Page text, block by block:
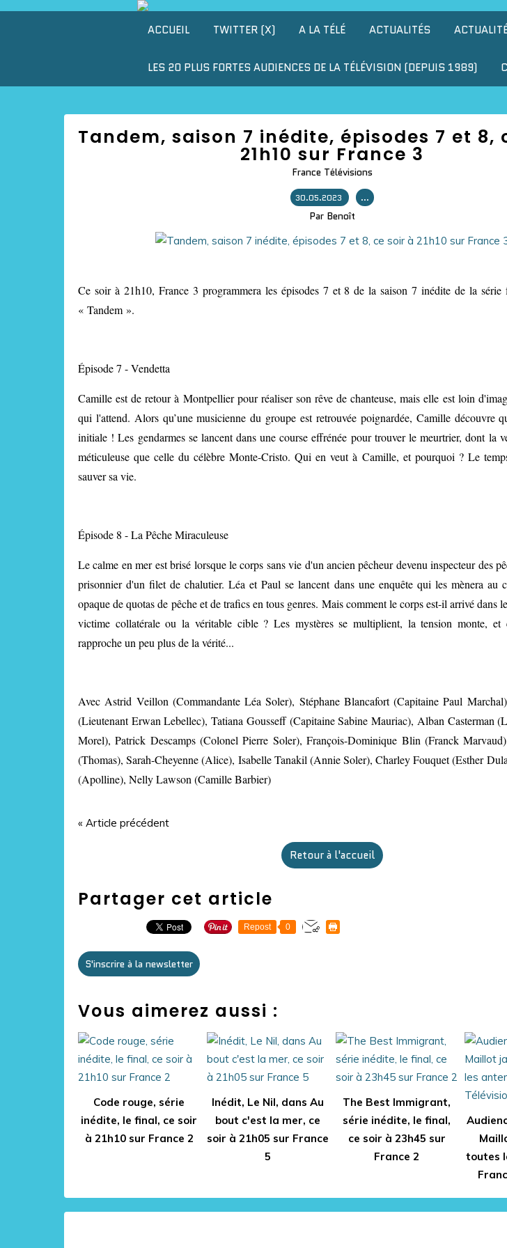
ACCUEIL TWITTER (X) A LA TÉLÉ ACTUALITÉS
LES 20 PLUS FORTES AUDIENCES DE LA TÉLÉVISION (DEPUIS 1989)
Tandem, saison 7 inédite, épisodes 7 et 8,
21h10 sur France 3
France Télévisions
30.05.2023 …
Par Benoît
Ce soir à 21h10, France 3 programmera les épisodes 7 et 8 de la saison 7 inédite de la série
« Tandem ».
Épisode 7 - Vendetta
Camille est de retour à Montpellier pour réaliser son rêve de chanteuse, mais elle est loin
qui l'attend. Alors qu’une musicienne du groupe est retrouvée poignardée, Camille découvre
initiale ! Les gendarmes se lancent dans une course effrénée pour trouver le meurtrier, dont la
méticuleuse que celle du célèbre Monte-Cristo. Qui en veut à Camille, et pourquoi ? Le
sauver sa vie.
Épisode 8 - La Pêche Miraculeuse
Le calme en mer est brisé lorsque le corps sans vie d'un ancien pêcheur devenu inspecteur des
prisonnier d'un filet de chalutier. Léa et Paul se lancent dans une enquête qui les mènera au
opaque de quotas de pêche et de trafics en tous genres. Mais comment le corps est-il arrivé dans
victime collatérale ou la véritable cible ? Les mystères se multiplient, la tension monte, et
rapproche un peu plus de la vérité...
Avec Astrid Veillon (Commandante Léa Soler), Stéphane Blancafort (Capitaine Paul
(Lieutenant Erwan Lebellec), Tatiana Gousseff (Capitaine Sabine Mauriac), Alban Casterman
Morel), Patrick Descamps (Colonel Pierre Soler), François-Dominique Blin (Franck
(Thomas), Sarah-Cheyenne (Alice), Isabelle Tanakil (Annie Soler), Charley Fouquet (Esther
(Apolline), Nelly Lawson (Camille Barbier)
« Article précédent
Retour à l'accueil
Partager cet article
Repost 0
S'inscrire à la newsletter
Vous aimerez aussi :
Code rouge, série
inédite, le final, ce soir
à 21h10 sur France 2
Inédit, Le Nil, dans Au
bout c'est la mer, ce
soir à 21h05 sur France
5
The Best Immigrant,
série inédite, le final,
ce soir à 23h45 sur
France 2
toutes